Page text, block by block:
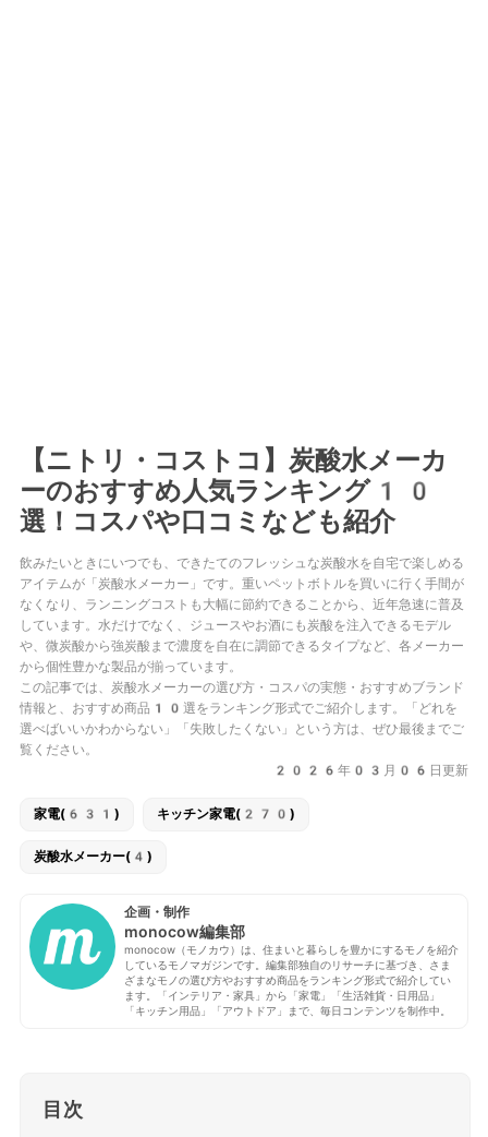
【ニトリ・コストコ】炭酸水メーカ
ーのおすすめ人気ランキング10
選！コスパや口コミなども紹介
飲みたいときにいつでも、できたてのフレッシュな炭酸水を自宅で楽しめる
アイテムが「炭酸水メーカー」です。重いペットボトルを買いに行く手間が
なくなり、ランニングコストも大幅に節約できることから、近年急速に普及
しています。水だけでなく、ジュースやお酒にも炭酸を注入できるモデル
や、微炭酸から強炭酸まで濃度を自在に調節できるタイプなど、各メーカー
から個性豊かな製品が揃っています。
この記事では、炭酸水メーカーの選び方・コスパの実態・おすすめブランド
情報と、おすすめ商品10選をランキング形式でご紹介します。「どれを
選べばいいかわからない」「失敗したくない」という方は、ぜひ最後までご
覧ください。
2026年03月06日更新
家電(631) キッチン家電(270)
炭酸水メーカー(4)
企画・制作
monocow編集部
monocow（モノカウ）は、住まいと暮らしを豊かにするモノを紹介
しているモノマガジンです。編集部独自のリサーチに基づき、さま
ざまなモノの選び方やおすすめ商品をランキング形式で紹介してい
ます。「インテリア・家具」から「家電」「生活雑貨・日用品」
「キッチン用品」「アウトドア」まで、毎日コンテンツを制作中。
目次